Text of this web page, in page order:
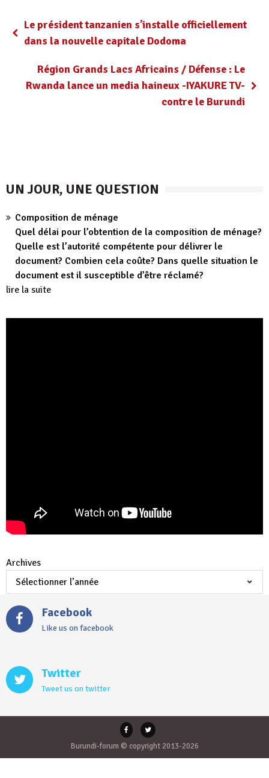
Le président tanzanien s’installe officiellement
dans la nouvelle capitale Dodoma
Région Grands Lacs Africains / Défense : Le
Rwanda lance un media haineux -IYAKURE TV-
contre le Burundi
UN JOUR, UNE QUESTION
Composition de ménage
Quel délai pour l’obtention de la composition de ménage?
Quelle est l’autorité compétente pour délivrer le
document? Combien cela coûte? Dans quelle situation le
document est il susceptible d’être réclamé?
lire la suite
Archives
Facebook
Like us on facebook
Twitter
Tweet us on twitter
Burundi-forum © copyright 2013-2026